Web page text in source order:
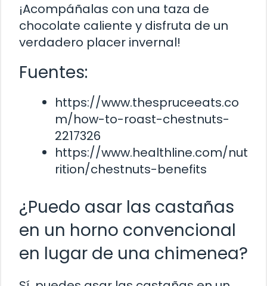
¡Acompáñalas con una taza de
chocolate caliente y disfruta de un
verdadero placer invernal!
Fuentes:
https://www.thespruceeats.co
m/how-to-roast-chestnuts-
2217326
https://www.healthline.com/nut
rition/chestnuts-benefits
¿Puedo asar las castañas
en un horno convencional
en lugar de una chimenea?